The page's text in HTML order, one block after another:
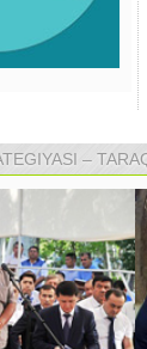
–